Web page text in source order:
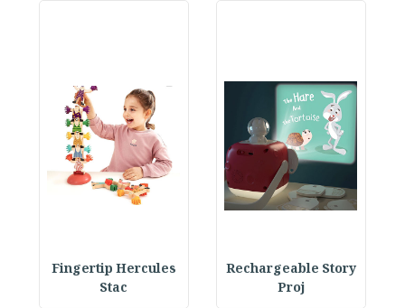
Rechargeable Story
Proj
Fingertip Hercules
Stac